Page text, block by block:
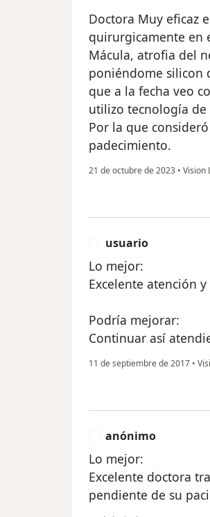
Doctora Muy eficaz
quirurgicamente en
Mácula, atrofia del
poniéndome silicon
que a la fecha veo
utilizo tecnología
Por la que
padecimiento.
21 de octubre de 2023 • Vision
usuario
Lo mejor:
Excelente atención
Podría mejorar:
Continuar así
11 de septiembre de 2017 •
anónimo
Lo mejor:
Excelente doctora
pendiente de su